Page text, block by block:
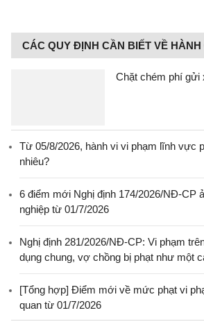
CÁC QUY ĐỊNH CẦN BIẾT VỀ HÀNH
Chặt chém phí gửi
Từ 05/8/2026, hành vi vi phạm lĩnh vực
nhiêu?
6 điểm mới Nghị định 174/2026/NĐ-CP
nghiệp từ 01/7/2026
Nghị định 281/2026/NĐ-CP: Vi phạm
dụng chung, vợ chồng bị phạt như một
[Tổng hợp] Điểm mới về mức phạt vi
quan từ 01/7/2026